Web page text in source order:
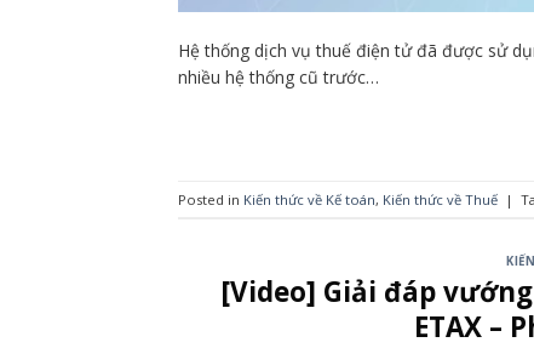
Hệ thống dịch vụ thuế điện tử đã được sử
nhiều hệ thống cũ trước…
Posted in Kiến thức về Kế toán, Kiến thức về Thuế |
[Video] Giải đáp
ETAX –